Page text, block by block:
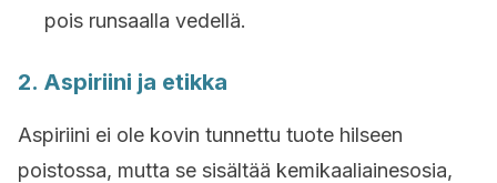
pois runsaalla vedellä.
2. Aspiriini ja etikka
Aspiriini ei ole kovin tunnettu tuote hilseen
poistossa, mutta se sisältää kemikaaliainesosia,